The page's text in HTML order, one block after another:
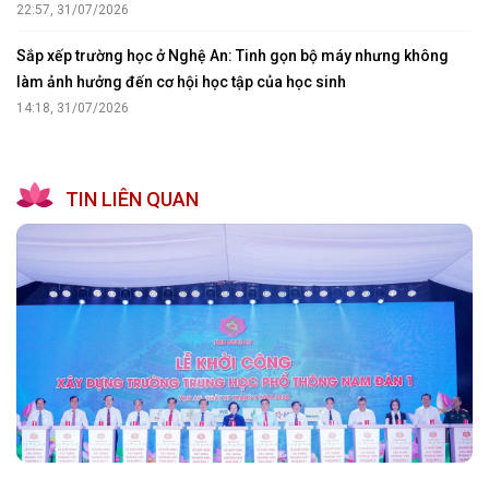
22:57, 31/07/2026
Sắp xếp trường học ở Nghệ An: Tinh gọn bộ máy nhưng không
làm ảnh hưởng đến cơ hội học tập của học sinh
14:18, 31/07/2026
TIN LIÊN QUAN